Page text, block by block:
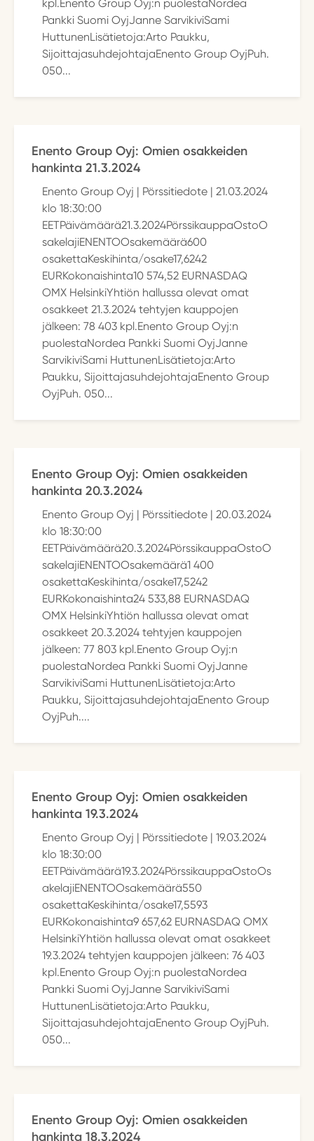
kpl.Enento Group Oyj:n puolestaNordea
Pankki Suomi OyjJanne SarvikiviSami
HuttunenLisätietoja:Arto Paukku,
SijoittajasuhdejohtajaEnento Group OyjPuh.
050...
Enento Group Oyj: Omien osakkeiden
hankinta 21.3.2024
Enento Group Oyj | Pörssitiedote | 21.03.2024
klo 18:30:00
EETPäivämäärä21.3.2024PörssikauppaOstoO
sakelajiENENTOOsakemäärä600
osakettaKeskihinta/osake17,6242
EURKokonaishinta10 574,52 EURNASDAQ
OMX HelsinkiYhtiön hallussa olevat omat
osakkeet 21.3.2024 tehtyjen kauppojen
jälkeen: 78 403 kpl.Enento Group Oyj:n
puolestaNordea Pankki Suomi OyjJanne
SarvikiviSami HuttunenLisätietoja:Arto
Paukku, SijoittajasuhdejohtajaEnento Group
OyjPuh. 050...
Enento Group Oyj: Omien osakkeiden
hankinta 20.3.2024
Enento Group Oyj | Pörssitiedote | 20.03.2024
klo 18:30:00
EETPäivämäärä20.3.2024PörssikauppaOstoO
sakelajiENENTOOsakemäärä1 400
osakettaKeskihinta/osake17,5242
EURKokonaishinta24 533,88 EURNASDAQ
OMX HelsinkiYhtiön hallussa olevat omat
osakkeet 20.3.2024 tehtyjen kauppojen
jälkeen: 77 803 kpl.Enento Group Oyj:n
puolestaNordea Pankki Suomi OyjJanne
SarvikiviSami HuttunenLisätietoja:Arto
Paukku, SijoittajasuhdejohtajaEnento Group
OyjPuh....
Enento Group Oyj: Omien osakkeiden
hankinta 19.3.2024
Enento Group Oyj | Pörssitiedote | 19.03.2024
klo 18:30:00
EETPäivämäärä19.3.2024PörssikauppaOstoOs
akelajiENENTOOsakemäärä550
osakettaKeskihinta/osake17,5593
EURKokonaishinta9 657,62 EURNASDAQ OMX
HelsinkiYhtiön hallussa olevat omat osakkeet
19.3.2024 tehtyjen kauppojen jälkeen: 76 403
kpl.Enento Group Oyj:n puolestaNordea
Pankki Suomi OyjJanne SarvikiviSami
HuttunenLisätietoja:Arto Paukku,
SijoittajasuhdejohtajaEnento Group OyjPuh.
050...
Enento Group Oyj: Omien osakkeiden
hankinta 18.3.2024